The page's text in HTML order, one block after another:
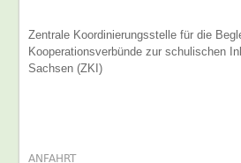
Zentrale Koordinierungsstelle für die
Kooperationsverbünde zur schulischen
Sachsen (ZKI)
ANFAHRT